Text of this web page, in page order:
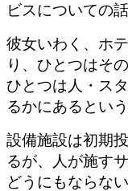
ビスについての
彼女いわく、ホ
り、ひとつはそ
ひとつは人・ス
るかにあるという
設備施設は初期
るが、人が施す
どうにもならない